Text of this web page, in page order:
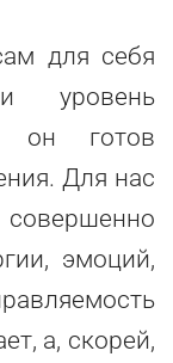
для себя
уровень
он готов
Для нас
эмоций,
а, скорей,